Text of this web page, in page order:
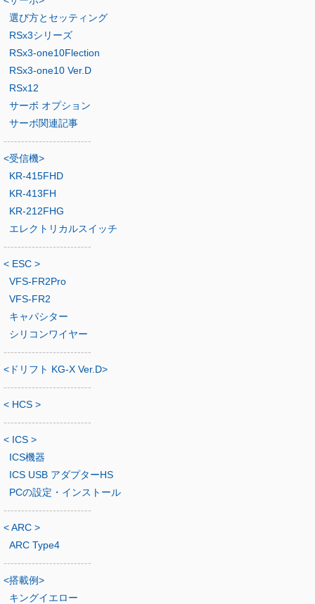
選び方とセッティング
RSx3シリーズ
RSx3-one10Flection
RSx3-one10 Ver.D
RSx12
サーボ オプション
サーボ関連記事
-------------------------
<受信機>
KR-415FHD
KR-413FH
KR-212FHG
エレクトリカルスイッチ
-------------------------
< ESC >
VFS-FR2Pro
VFS-FR2
キャパシター
シリコンワイヤー
-------------------------
<ドリフト KG-X Ver.D>
-------------------------
< HCS >
-------------------------
< ICS >
ICS機器
ICS USB アダプターHS
PCの設定・インストール
-------------------------
< ARC >
ARC Type4
-------------------------
<搭載例>
キングイエロー